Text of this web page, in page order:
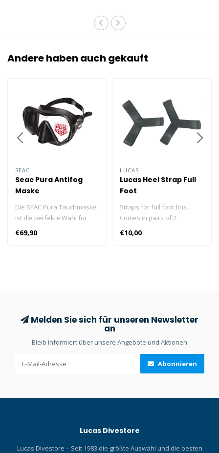
Andere haben auch gekauft
SEAC
Seac Pura Antifog
Maske
Die SEAC Pura Tauchmaske
ist die perfekte Wahl für
alle, die eine professionelle
Tauchmaske suchen, die
€69,90
LUCAS
Lucas Heel Strap Full
Foot
Straps for full foot fins.
Comes in pairs of 2.
€10,00
Melden Sie sich für unseren Newsletter
an
Bleib informiert über unsere Angebote und Aktionen
Abonnieren
Lucas Divestore
Lucas Divestore – Seit 1983 die größte Auswahl und die besten